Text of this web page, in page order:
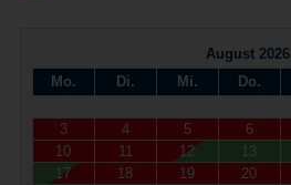
August 2026
Mo.
Di. Mi. Do.
3
4 5 6
10
11 12 13
17
18 19 20